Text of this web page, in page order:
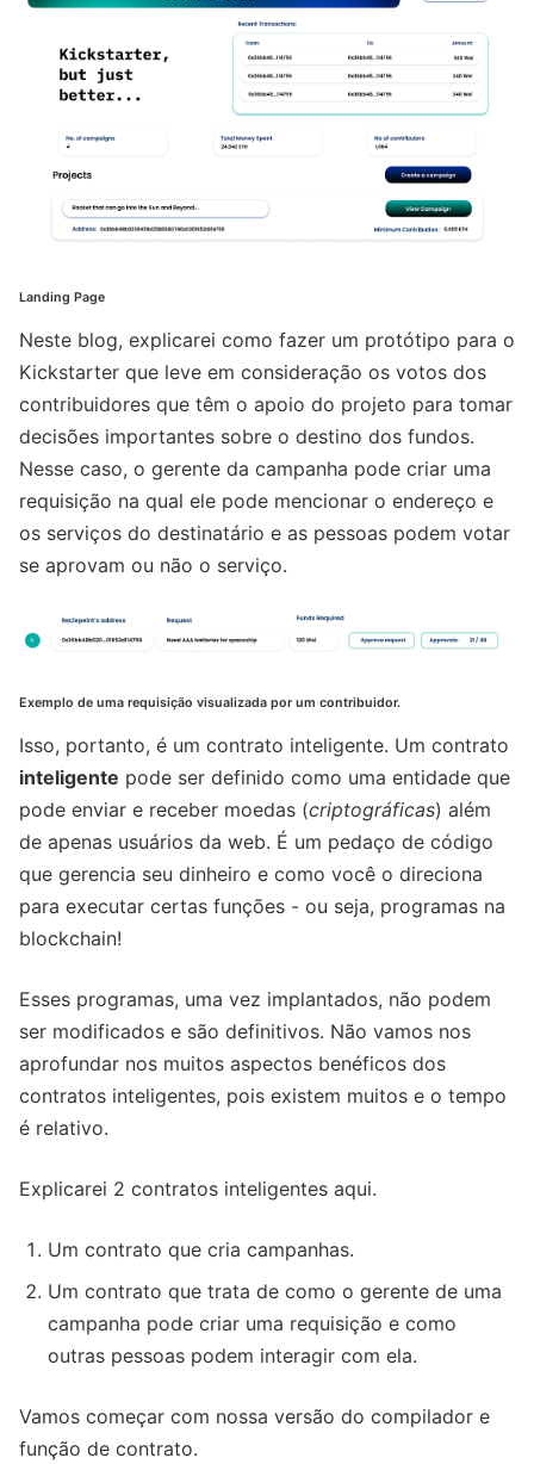
Landing Page
Neste blog, explicarei como fazer um protótipo para o
Kickstarter que leve em consideração os votos dos
contribuidores que têm o apoio do projeto para tomar
decisões importantes sobre o destino dos fundos.
Nesse caso, o gerente da campanha pode criar uma
requisição na qual ele pode mencionar o endereço e
os serviços do destinatário e as pessoas podem votar
se aprovam ou não o serviço.
Exemplo de uma requisição visualizada por um contribuidor.
Isso, portanto, é um contrato inteligente. Um contrato
inteligente pode ser definido como uma entidade que
pode enviar e receber moedas (criptográficas) além
de apenas usuários da web. É um pedaço de código
que gerencia seu dinheiro e como você o direciona
para executar certas funções - ou seja, programas na
blockchain!
Esses programas, uma vez implantados, não podem
ser modificados e são definitivos. Não vamos nos
aprofundar nos muitos aspectos benéficos dos
contratos inteligentes, pois existem muitos e o tempo
é relativo.
Explicarei 2 contratos inteligentes aqui.
Um contrato que cria campanhas.
Um contrato que trata de como o gerente de uma
campanha pode criar uma requisição e como
outras pessoas podem interagir com ela.
Vamos começar com nossa versão do compilador e
função de contrato.